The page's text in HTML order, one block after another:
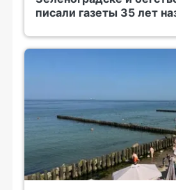
писали газеты 35 лет